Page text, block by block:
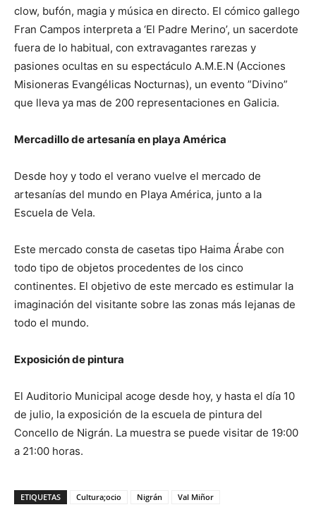
clow, bufón, magia y música en directo. El cómico gallego
Fran Campos interpreta a ‘El Padre Merino’, un sacerdote
fuera de lo habitual, con extravagantes rarezas y
pasiones ocultas en su espectáculo A.M.E.N (Acciones
Misioneras Evangélicas Nocturnas), un evento ”Divino”
que lleva ya mas de 200 representaciones en Galicia.
Mercadillo de artesanía en playa América
Desde hoy y todo el verano vuelve el mercado de
artesanías del mundo en Playa América, junto a la
Escuela de Vela.
Este mercado consta de casetas tipo Haima Árabe con
todo tipo de objetos procedentes de los cinco
continentes. El objetivo de este mercado es estimular la
imaginación del visitante sobre las zonas más lejanas de
todo el mundo.
Exposición de pintura
El Auditorio Municipal acoge desde hoy, y hasta el día 10
de julio, la exposición de la escuela de pintura del
Concello de Nigrán. La muestra se puede visitar de 19:00
a 21:00 horas.
ETIQUETAS Cultura;ocio Nigrán Val Miñor